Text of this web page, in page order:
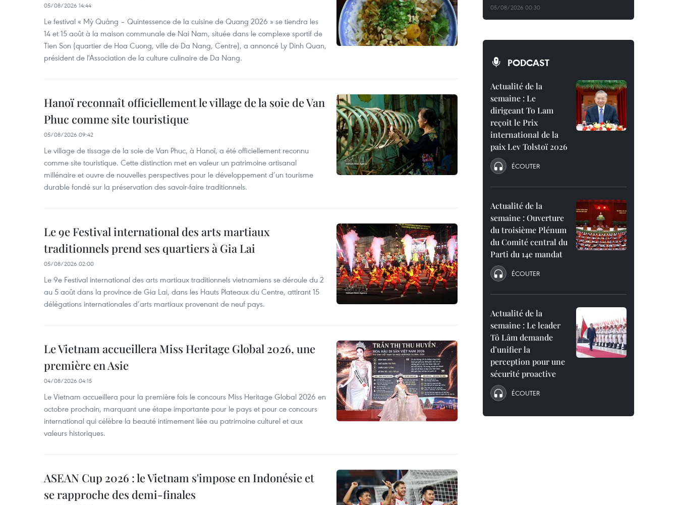
05/08/2026 14:44
Le festival « Mỳ Quảng – Quintessence de la cuisine de Quang 2026 » se tiendra les
14 et 15 août à la maison communale de Nai Nam, située dans le complexe sportif de
Tien Son (quartier de Hoa Cuong, ville de Da Nang, Centre), a annoncé Ly Dinh Quan,
président de l'Association de la culture culinaire de Da Nang.
Hanoï reconnaît officiellement le village de la soie de Van
Phuc comme site touristique
05/08/2026 09:42
Le village de tissage de la soie de Van Phuc, à Hanoï, a été officiellement reconnu
comme site touristique. Cette distinction met en valeur un patrimoine artisanal
millénaire et ouvre de nouvelles perspectives pour le développement d’un tourisme
durable fondé sur la préservation des savoir-faire traditionnels.
Le 9e Festival international des arts martiaux
traditionnels prend ses quartiers à Gia Lai
05/08/2026 02:00
Le 9e Festival international des arts martiaux traditionnels vietnamiens se déroule du 2
au 5 août dans la province de Gia Lai, dans les Hauts Plateaux du Centre, attirant 15
délégations internationales d’arts martiaux provenant de neuf pays.
Le Vietnam accueillera Miss Heritage Global 2026, une
première en Asie
04/08/2026 04:15
Le Vietnam accueillera pour la première fois le concours Miss Heritage Global 2026 en
octobre prochain, marquant une étape importante pour le pays et pour ce concours
international qui célèbre la beauté intimement liée au patrimoine culturel et aux
valeurs historiques.
ASEAN Cup 2026 : le Vietnam s'impose en Indonésie et
se rapproche des demi-finales
05/08/2026 00:30
PODCAST
Actualité de la
semaine : Le
dirigeant To Lam
reçoit le Prix
international de la
paix Lev Tolstoï 2026
ÉCOUTER
Actualité de la
semaine : Ouverture
du troisième Plénum
du Comité central du
Parti du 14e mandat
ÉCOUTER
Actualité de la
semaine : Le leader
Tô Lâm demande
d’unifier la
perception pour une
sécurité proactive
ÉCOUTER